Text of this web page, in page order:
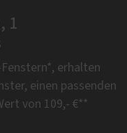
1
erhalten
einen passenden
von 109,- €**